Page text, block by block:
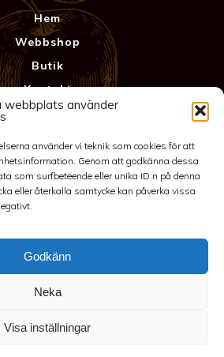
webbplats använder
använder vi teknik som cookies för att
Genom att godkänna dessa
som surfbeteende eller unika ID:n på denna
eller återkalla samtycke kan påverka vissa
Godkänn
Neka
Visa inställningar
Hem
Webbshop
Butik
Kontakt
Anläggning
Spakarps plantskola